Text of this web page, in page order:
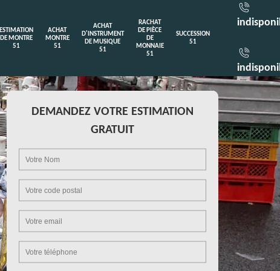
ESTIMATION
DE MONTRE
51
ACHAT
MONTRE
51
ACHAT
D'INSTRUMENT
DE MUSIQUE
51
RACHAT
DE PIÈCE
DE
MONNAIE
51
SUCCESSION
51
DEMANDEZ VOTRE ESTIMATION
GRATUIT